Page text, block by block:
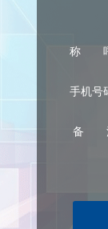
称
手机号
备